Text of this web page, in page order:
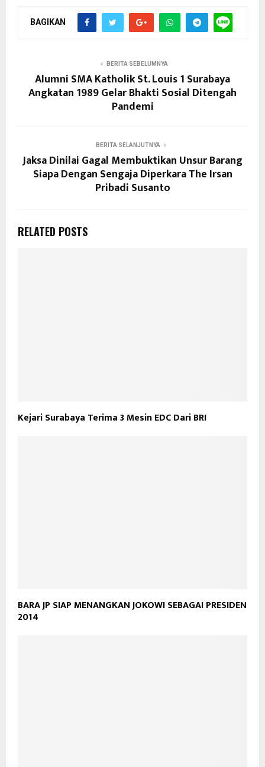
BAGIKAN
BERITA SEBELUMNYA
Alumni SMA Katholik St. Louis 1 Surabaya
Angkatan 1989 Gelar Bhakti Sosial Ditengah
Pandemi
BERITA SELANJUTNYA
Jaksa Dinilai Gagal Membuktikan Unsur Barang
Siapa Dengan Sengaja Diperkara The Irsan
Pribadi Susanto
RELATED POSTS
Kejari Surabaya Terima 3 Mesin EDC Dari BRI
BARA JP SIAP MENANGKAN JOKOWI SEBAGAI PRESIDEN
2014